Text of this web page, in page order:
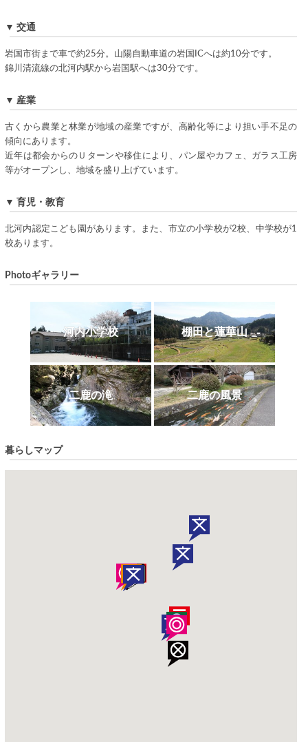
▼ 交通
岩国市街まで車で約25分。山陽自動車道の岩国ICへは約10分です。
錦川清流線の北河内駅から岩国駅へは30分です。
▼ 産業
古くから農業と林業が地域の産業ですが、高齢化等により担い手不足の
傾向にあります。
近年は都会からのＵターンや移住により、パン屋やカフェ、ガラス工房
等がオープンし、地域を盛り上げています。
▼ 育児・教育
北河内認定こども園があります。また、市立の小学校が2校、中学校が1
校あります。
Photoギャラリー
河内小学校 棚田と蓮華山
二鹿の滝 二鹿の風景
暮らしマップ